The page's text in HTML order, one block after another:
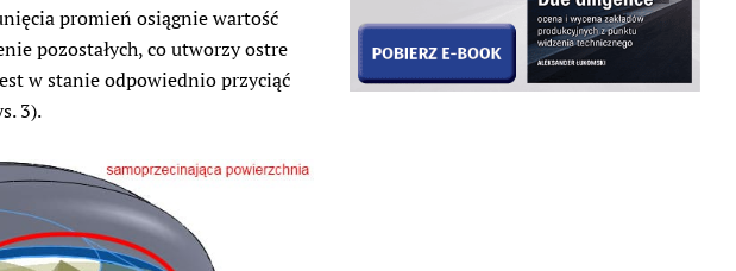
promień osiągnie wartość
pozostałych, co utworzy ostre
w stanie odpowiednio przyciąć
3).